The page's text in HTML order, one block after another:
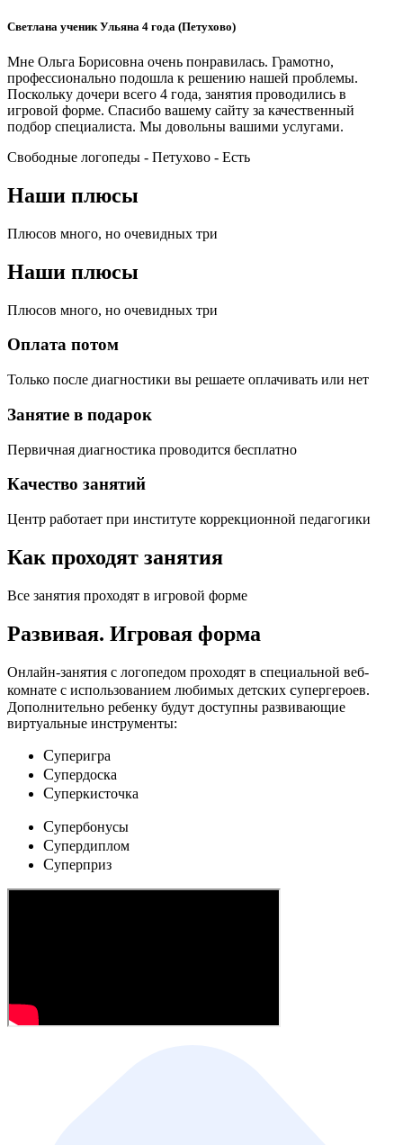
Светлана ученик Ульяна 4 года (Петухово)
Мне Ольга Борисовна очень понравилась. Грамотно,
профессионально подошла к решению нашей проблемы.
Поскольку дочери всего 4 года, занятия проводились в
игровой форме. Спасибо вашему сайту за качественный
подбор специалиста. Мы довольны вашими услугами.
Свободные логопеды - Петухово - Есть
Наши плюсы
Плюсов много, но очевидных три
Наши плюсы
Плюсов много, но очевидных три
Оплата потом
Только после диагностики вы решаете оплачивать или нет
Занятие в подарок
Первичная диагностика проводится бесплатно
Качество занятий
Центр работает при институте коррекционной педагогики
Как проходят занятия
Все занятия проходят в игровой форме
Развивая. Игровая форма
Онлайн-занятия с логопедом проходят в специальной веб-
комнате с использованием любимых детских cупергероев.
Дополнительно ребенку будут доступны развивающие
виртуальные инструменты:
Cуперигра
Cупердоска
Cуперкисточка
Cупербонусы
Cупердиплом
Cуперприз